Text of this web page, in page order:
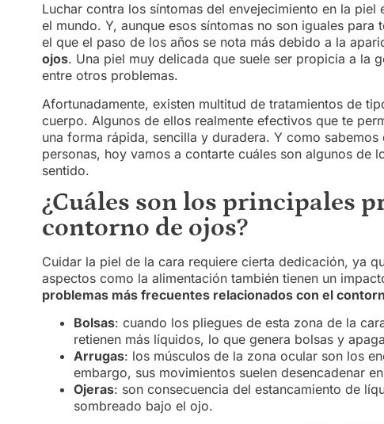
Luchar contra los síntomas del envejecimiento en la
el mundo. Y, aunque esos síntomas no son iguales
el que el paso de los años se nota más debido a la
ojos. Una piel muy delicada que suele ser propicia a la
entre otros problemas.
Afortunadamente, existen multitud de tratamientos de
cuerpo. Algunos de ellos realmente efectivos que te
una forma rápida, sencilla y duradera. Y como
personas, hoy vamos a contarte cuáles son algunos de
sentido.
¿Cuáles son los principales
contorno de ojos?
Cuidar la piel de la cara requiere cierta dedicación, ya
aspectos como la alimentación también tienen un
problemas más frecuentes relacionados con el
Bolsas: cuando los pliegues de esta zona de la
retienen más líquidos, lo que genera bolsas y
Arrugas: los músculos de la zona ocular son los
embargo, sus movimientos suelen desencadenar
Ojeras: son consecuencia del estancamiento de
sombreado bajo el ojo.